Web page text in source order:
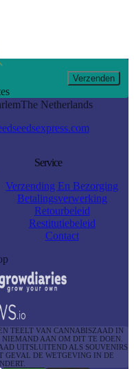
Verzenden
The Netherlands
Service
Verzending En Bezorging
Betalingsverwerking
Retourbeleid
Restitutiebeleid
Contact
TEELT VAN CANNABISZAAD IN
AAN OM DIT TE DOEN.
UITSLUITEND ALS SOUVENIRS
GEVAL DE WETGEVING IN DE